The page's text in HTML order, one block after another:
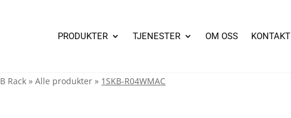
PRODUKTER TJENESTER OM OSS KONTAKT
Rack »Alle produkter » 1SKB-R04WMAC